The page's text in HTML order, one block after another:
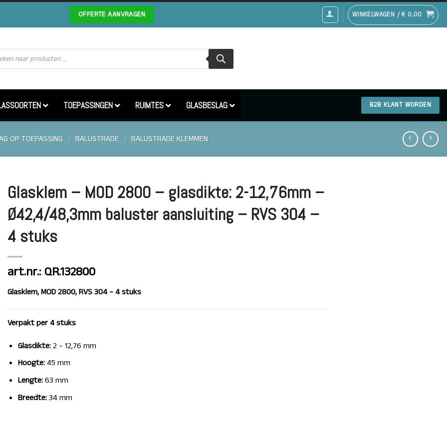
OFFERTE AANVRAGEN WINKELWAGEN /€ 0,00
TOEPASSINGEN RUIMTES GLASBESLAG B2B KLANT WORDEN
OP TOEPASSING / BALUSTRADE / BALUSTRADE KLEMMEN
Glasklem – MOD 2800 – glasdikte: 2-12,76mm –
Ø42,4/48,3mm baluster aansluiting – RVS 304 –
4 stuks
art.nr.: QR.132800
Glasklem, MOD 2800, RVS 304 – 4 stuks
Verpakt per 4 stuks
Glasdikte:2 – 12,76 mm
Hoogte:45 mm
Lengte:63 mm
Breedte:34 mm